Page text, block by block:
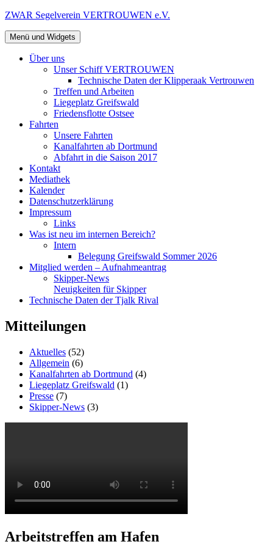
Zum
springen
ZWAR Segelverein VERTROUWEN e.V.
Menü und Widgets
Über uns
Unser Schiff VERTROUWEN
Technische Daten der Klipperaak Vertrouwen
Treffen und Arbeiten
Liegeplatz Greifswald
Friedensflotte Ostsee
Fahrten
Unsere Fahrten
Kanalfahrten ab Dortmund
Abfahrt in die Saison 2017
Kontakt
Mediathek
Kalender
Datenschutzerklärung
Impressum
Links
Was ist neu im internen Bereich?
Intern
Belegung Greifswald Sommer 2026
Mitglied werden – Aufnahmeantrag
Skipper-News
Neuigkeiten für Skipper
Technische Daten der Tjalk Rival
Mitteilungen
Aktuelles (52)
Allgemein (6)
Kanalfahrten ab Dortmund (4)
Liegeplatz Greifswald (1)
Presse (7)
Skipper-News (3)
Arbeitstreffen am Hafen